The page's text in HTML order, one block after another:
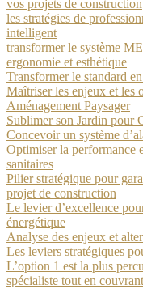
vos projets de construction
les stratégies de
intelligent
transformer le système
ergonomie et esthétique
Transformer le standard
Maîtriser les enjeux et les
Aménagement Paysager
Sublimer son Jardin pour
Concevoir un système
Optimiser la performance
sanitaires
Pilier stratégique pour
projet de construction
Le levier d’excellence
énergétique
Analyse des enjeux et
Les leviers stratégiques
L’option 1 est la plus
spécialiste tout en